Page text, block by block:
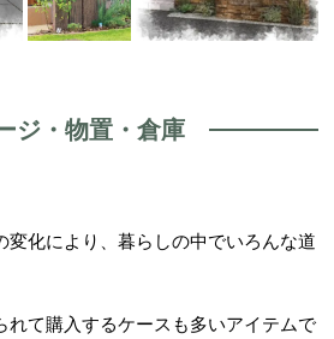
ジ・物置・倉庫
変化により、暮らしの中でいろんな道
れて購入するケースも多いアイテムで